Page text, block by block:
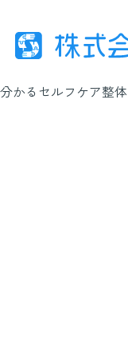
かるセルフケア整体